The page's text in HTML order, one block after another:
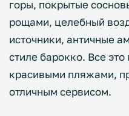
горы, покрытые
рощами, целебный
источники, античные
стиле барокко. Все
красивыми пляжами,
отличным сервисом.